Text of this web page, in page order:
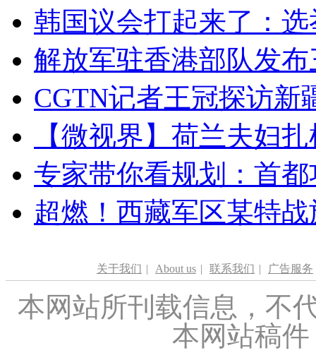
韩国议会打起来了：
解放军驻香港部队发
CGTN记者王冠探访新
【微视界】荷兰夫妇
专家带你看规划：首
超燃！西藏军区某特
关于我们 | About us | 联系我们 | 广告服务
本网站所刊载信息，不
本网站稿